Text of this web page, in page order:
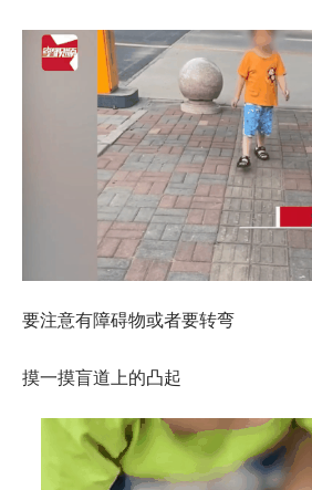
要注意有障碍物或者要转弯
摸一摸盲道上的凸起